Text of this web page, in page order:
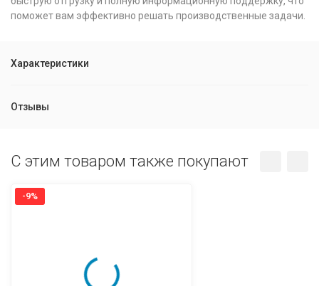
поможет вам эффективно решать производственные задачи.
Характеристики
Отзывы
C этим товаром также покупают
-9%